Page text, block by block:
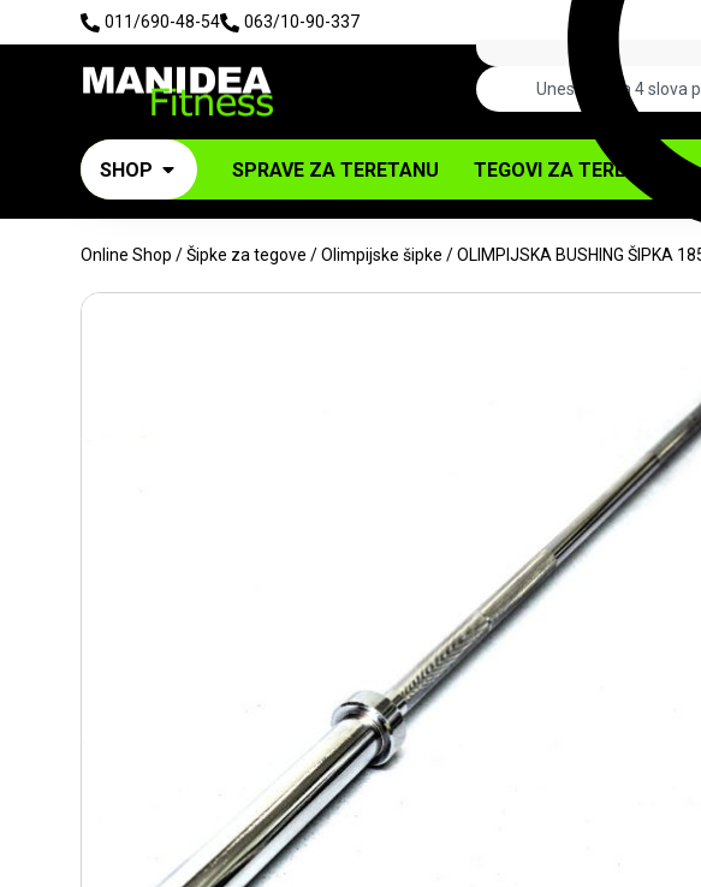
011/690-48-54 063/10-90-337
SHOP SPRAVE ZA TERETANU TEGOVI ZA TERETANU
Online Shop /Šipke za tegove /Olimpijske šipke / OLIMPIJSKA BUSHING ŠIPKA